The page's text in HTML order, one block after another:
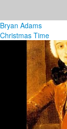
Bryan Adams
Christmas Time